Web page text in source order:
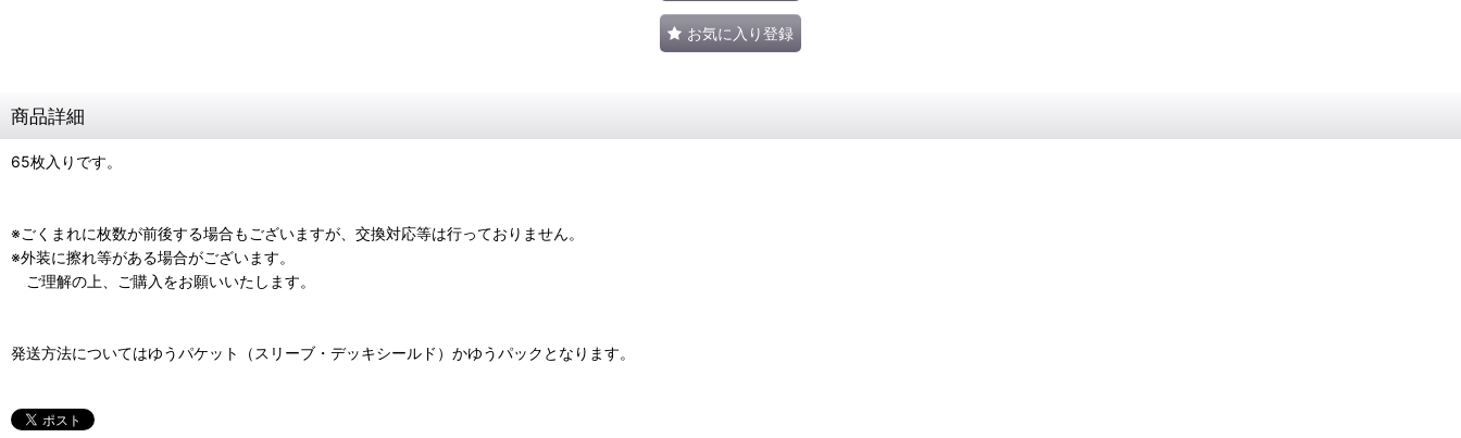
お気に入り登録
商品詳細
65枚入りです。
※ごくまれに枚数が前後する場合もございますが、交換対応等は行っておりません。
※外装に擦れ等がある場合がございます。
ご理解の上、ご購入をお願いいたします。
発送方法についてはゆうパケット（スリーブ・デッキシールド）かゆうパックとなります。